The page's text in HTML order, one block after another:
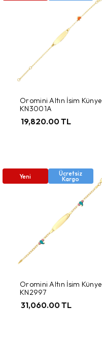
Oromini Altın İsim Künye
KN3001A
19,820.00 TL
Yeni Ücretsiz
Kargo
Oromini Altın İsim Künye
KN2997
31,060.00 TL